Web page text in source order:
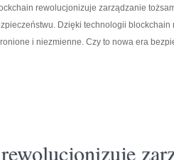
rewolucjonizuje zarządzanie
Dzięki technologii
i niezmienne. Czy to nowa era